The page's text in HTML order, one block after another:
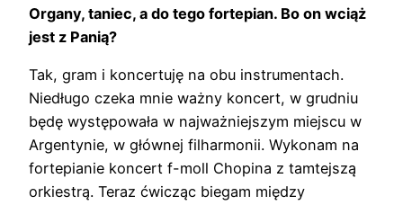
Organy, taniec, a do tego fortepian. Bo on wciąż
jest z Panią?
Tak, gram i koncertuję na obu instrumentach.
Niedługo czeka mnie ważny koncert, w grudniu
będę występowała w najważniejszym miejscu w
Argentynie, w głównej filharmonii. Wykonam na
fortepianie koncert f-moll Chopina z tamtejszą
orkiestrą. Teraz ćwicząc biegam między